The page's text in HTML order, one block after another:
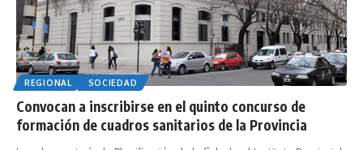
REGIONAL SOCIEDAD
Convocan a inscribirse en el quinto concurso de
formación de cuadros sanitarios de la Provincia